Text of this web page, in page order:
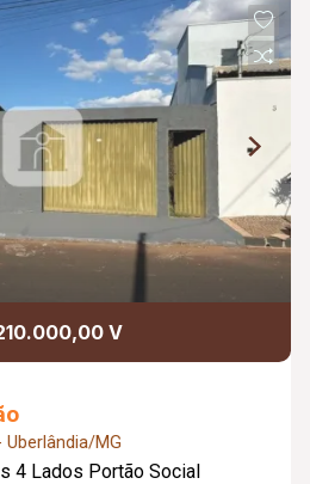
V
MG
4 Lados Portão Social